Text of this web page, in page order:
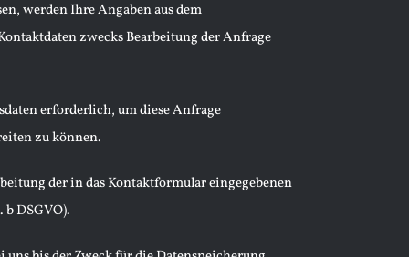
werden Ihre Angaben aus dem
zwecks Bearbeitung der Anfrage
erforderlich, um diese Anfrage
zu können.
der in das Kontaktformular eingegebenen
DSGVO).